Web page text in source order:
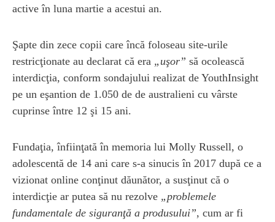
active în luna martie a acestui an.
Şapte din zece copii care încă foloseau site-urile
restricţionate au declarat că era „uşor” să ocolească
interdicţia, conform sondajului realizat de YouthInsight
pe un eşantion de 1.050 de de australieni cu vârste
cuprinse între 12 şi 15 ani.
Fundaţia, înfiinţată în memoria lui Molly Russell, o
adolescentă de 14 ani care s-a sinucis în 2017 după ce a
vizionat online conţinut dăunător, a susţinut că o
interdicţie ar putea să nu rezolve „problemele
fundamentale de siguranţă a produsului”, cum ar fi